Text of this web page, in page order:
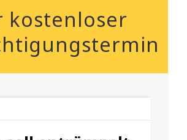
kostenloser